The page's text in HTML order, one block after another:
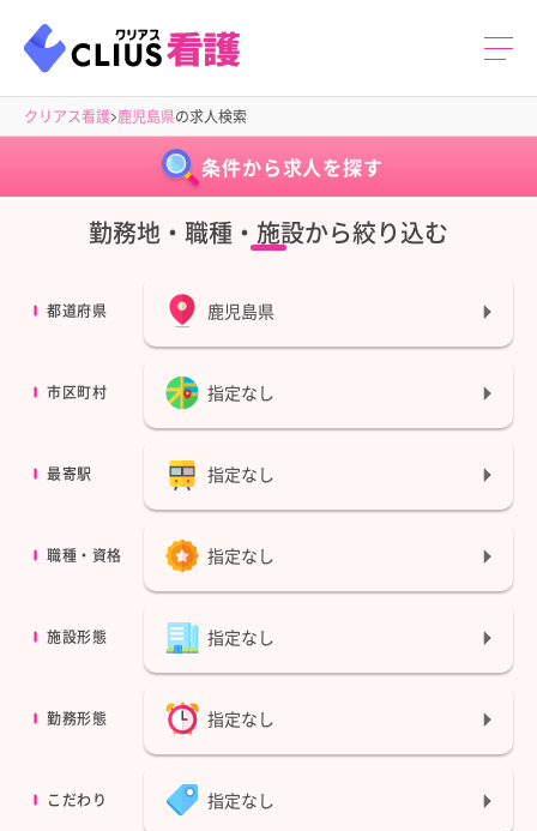
クリアス看護 鹿児島県の求人検索
条件から求人を探す
勤務地・職種・施設から絞り込む
都道府県 鹿児島県
市区町村 指定なし
最寄駅 指定なし
職種・資格 指定なし
施設形態 指定なし
勤務形態 指定なし
こだわり 指定なし